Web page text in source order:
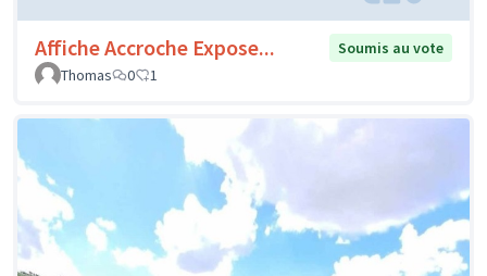
Affiche Accroche Expose...
Soumis au vote
Thomas
0 1